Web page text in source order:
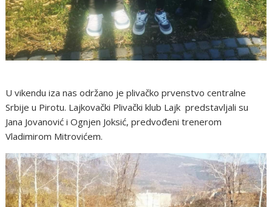
U vikendu iza nas održano je plivačko prvenstvo centralne
Srbije u Pirotu. Lajkovački Plivački klub Lajk predstavljali su
Jana Jovanović i Ognjen Joksić, predvođeni trenerom
Vladimirom Mitrovićem.